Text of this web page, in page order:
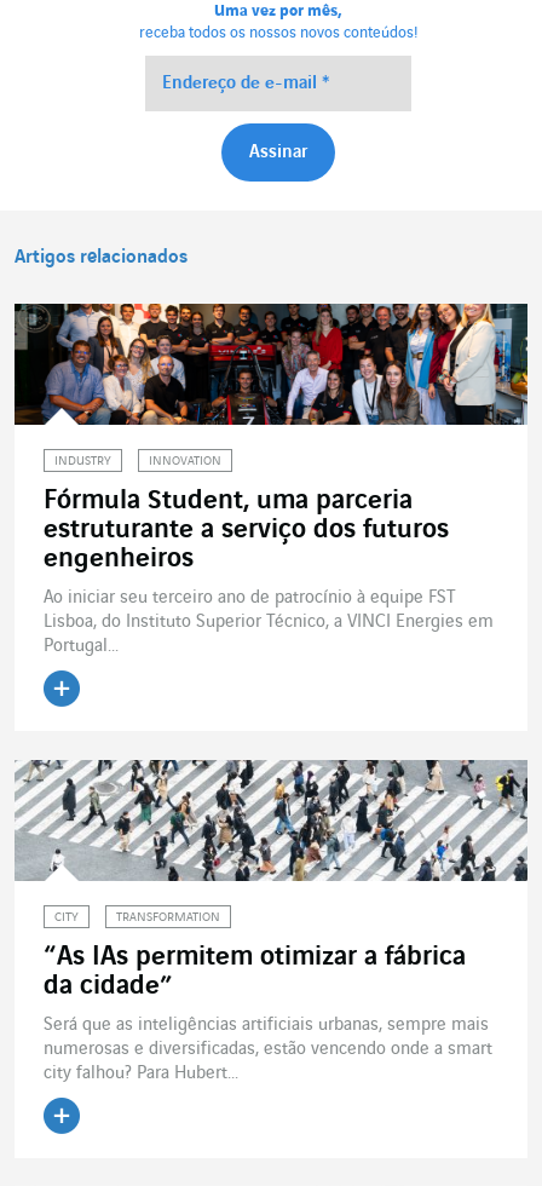
Uma vez por mês,
receba todos os nossos novos conteúdos!
Artigos relacionados
INDUSTRY INNOVATION
Fórmula Student, uma parceria
estruturante a serviço dos futuros
engenheiros
Ao iniciar seu terceiro ano de patrocínio à equipe FST
Lisboa, do Instituto Superior Técnico, a VINCI Energies em
Portugal...
CITY TRANSFORMATION
“As IAs permitem otimizar a fábrica
da cidade”
Será que as inteligências artificiais urbanas, sempre mais
numerosas e diversificadas, estão vencendo onde a smart
city falhou? Para Hubert...